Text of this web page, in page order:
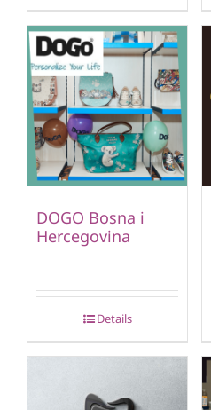
DOGO Bosna i
Hercegovina
Details